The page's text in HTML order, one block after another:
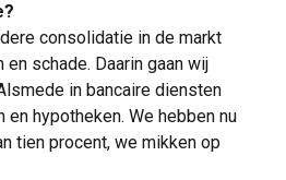
consolidatie in de markt
schade. Daarin gaan wij
in bancaire diensten
en hypotheken. We hebben nu
tien procent, we mikken op